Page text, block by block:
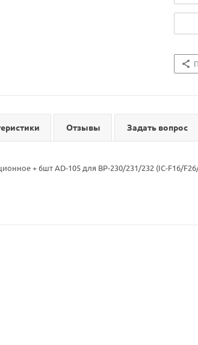
Отзывы Задать вопрос
+ 6шт AD-105 для BP-230/231/232 (IC-F16/